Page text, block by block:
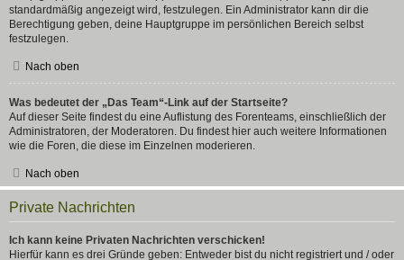
standardmäßig angezeigt wird, festzulegen. Ein Administrator kann dir die
Berechtigung geben, deine Hauptgruppe im persönlichen Bereich selbst
festzulegen.
Nach oben
Was bedeutet der „Das Team“-Link auf der Startseite?
Auf dieser Seite findest du eine Auflistung des Forenteams, einschließlich der
Administratoren, der Moderatoren. Du findest hier auch weitere Informationen
wie die Foren, die diese im Einzelnen moderieren.
Nach oben
Private Nachrichten
Ich kann keine Privaten Nachrichten verschicken!
Hierfür kann es drei Gründe geben: Entweder bist du nicht registriert und / oder